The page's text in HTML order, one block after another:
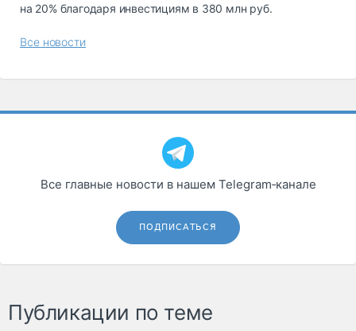
на 20% благодаря инвестициям в 380 млн руб.
Все новости
Все главные новости в нашем Telegram‑канале
ПОДПИСАТЬСЯ
Публикации по теме